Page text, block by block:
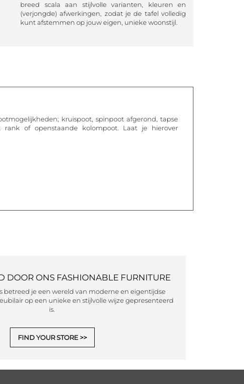
breed scala aan stijlvolle varianten, kleuren en
(verjongde) afwerkingen, zodat je de tafel volledig
kunt afstemmen op jouw eigen, unieke woonstijl.
kruispoot, spinpoot afgerond, tapse
of openstaande kolompoot. Laat je hierover
DOOR ONS FASHIONABLE FURNITURE
betreed je een wereld van moderne en eigentijdse
op een unieke en stijlvolle wijze gepresenteerd
is.
FIND YOUR STORE